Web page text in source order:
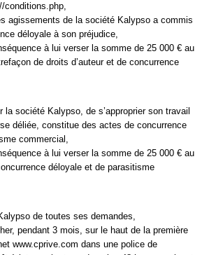
conditions.php,
agissements de la société Kalypso a commis
déloyale à son préjudice,
à lui verser la somme de 25 000 € au
de droits d’auteur et de concurrence
la société Kalypso, de s’approprier son travail
déliée, constitue des actes de concurrence
commercial,
à lui verser la somme de 25 000 € au
déloyale et de parasitisme
de toutes ses demandes,
pendant 3 mois, sur le haut de la première
www.cprive.com dans une police de